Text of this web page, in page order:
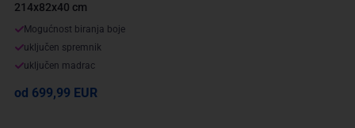
214x82x40 cm
Mogućnost biranja boje
uključen spremnik
uključen madrac
od 699,99 EUR